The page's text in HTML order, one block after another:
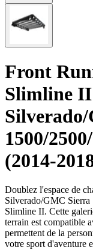
Front
Slimline
1500/
(2014-
Doublez l'espace de
Silverado/GMC Sierra
Slimline II. Cette
terrain est compatible
permettent de la
votre sport d'aventure